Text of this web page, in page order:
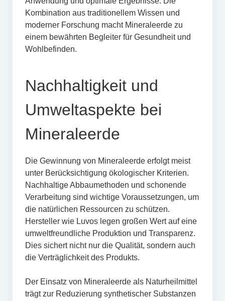
Kombination aus traditionellem Wissen und
moderner Forschung macht Mineraleerde zu
einem bewährten Begleiter für Gesundheit und
Wohlbefinden.
Nachhaltigkeit und
Umweltaspekte bei
Mineraleerde
Die Gewinnung von Mineraleerde erfolgt meist
unter Berücksichtigung ökologischer Kriterien.
Nachhaltige Abbaumethoden und schonende
Verarbeitung sind wichtige Voraussetzungen, um
die natürlichen Ressourcen zu schützen.
Hersteller wie Luvos legen großen Wert auf eine
umweltfreundliche Produktion und Transparenz.
Dies sichert nicht nur die Qualität, sondern auch
die Verträglichkeit des Produkts.
Der Einsatz von Mineraleerde als Naturheilmittel
trägt zur Reduzierung synthetischer Substanzen